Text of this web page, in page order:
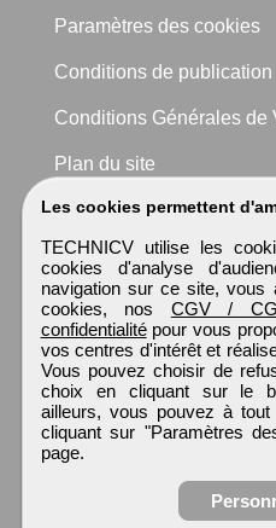
Les cookies permettent
TECHNICV utilise les
cookies d'analyse
navigation sur ce site, vous
cookies, nos CGV /
confidentialitépour vous
vos centres d'intérêt et
Vous pouvez choisir de
choix en cliquant sur le
ailleurs, vous pouvez à
cliquant sur "Paramètres
page.
Paramètres des cookies
Conditions de publication
Conditions Générales de
Plan du site